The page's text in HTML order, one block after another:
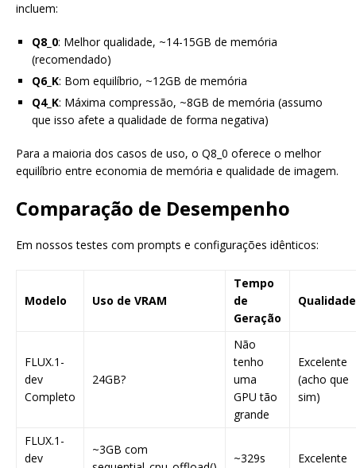
incluem:
Q8_0: Melhor qualidade, ~14-15GB de memória
(recomendado)
Q6_K: Bom equilíbrio, ~12GB de memória
Q4_K: Máxima compressão, ~8GB de memória (assumo
que isso afete a qualidade de forma negativa)
Para a maioria dos casos de uso, o Q8_0 oferece o melhor
equilíbrio entre economia de memória e qualidade de imagem.
Comparação de Desempenho
Em nossos testes com prompts e configurações idênticos:
Modelo Uso de VRAM
Tempo
de
Geração
Qualidade
FLUX.1-
dev
Completo
24GB?
Não
tenho
uma
GPU tão
grande
Excelente
(acho que
sim)
FLUX.1-
dev
~3GB com
~329s Excelente